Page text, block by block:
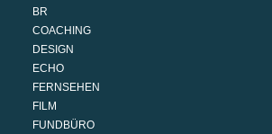
BR
COACHING
DESIGN
ECHO
FERNSEHEN
FILM
FUNDBÜRO